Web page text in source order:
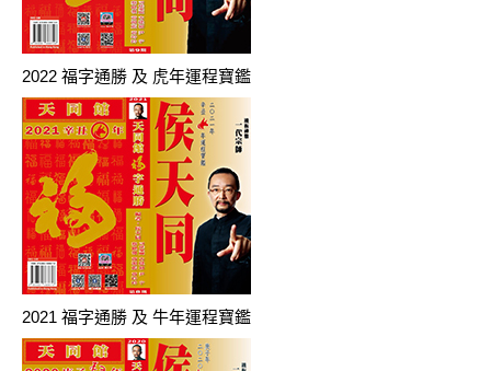
2022 福字通勝 及 虎年運程寶鑑
2021 福字通勝 及 牛年運程寶鑑